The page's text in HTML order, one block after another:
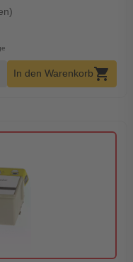
Menge
In den Warenkorbshopping_cart